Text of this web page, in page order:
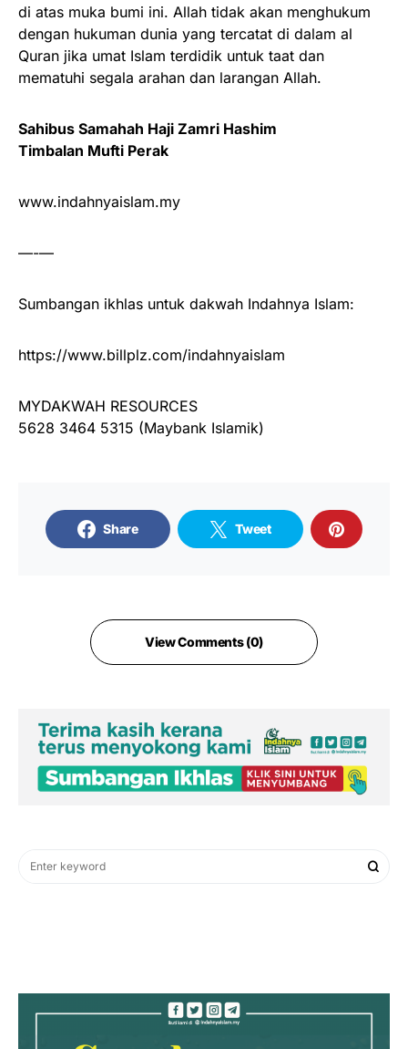
di atas muka bumi ini. Allah tidak akan menghukum
dengan hukuman dunia yang tercatat di dalam al
Quran jika umat Islam terdidik untuk taat dan
mematuhi segala arahan dan larangan Allah.
Sahibus Samahah Haji Zamri Hashim
Timbalan Mufti Perak
www.indahnyaislam.my
—-—
Sumbangan ikhlas untuk dakwah Indahnya Islam:
https://www.billplz.com/indahnyaislam
MYDAKWAH RESOURCES
5628 3464 5315 (Maybank Islamik)
Share Tweet
View Comments (0)